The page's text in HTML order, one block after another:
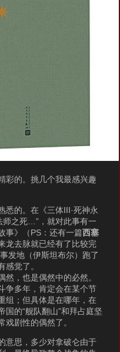
彩的。挑几个我最感兴趣
悉的。在《三体III·死神永
之死…”，就对此事有一
事》（PS：还有一篇西塞
龙去脉就已经有了比较完
发地（伊斯坦布尔）跑了
感觉了。
然，也是偶然中的必然。
争多年，肯定会在某个节
组；但具体是在哪年，在
的“舰队翻山”和拜占庭坚
戏剧性的偶然了。
意思，多少对拿破仑由于